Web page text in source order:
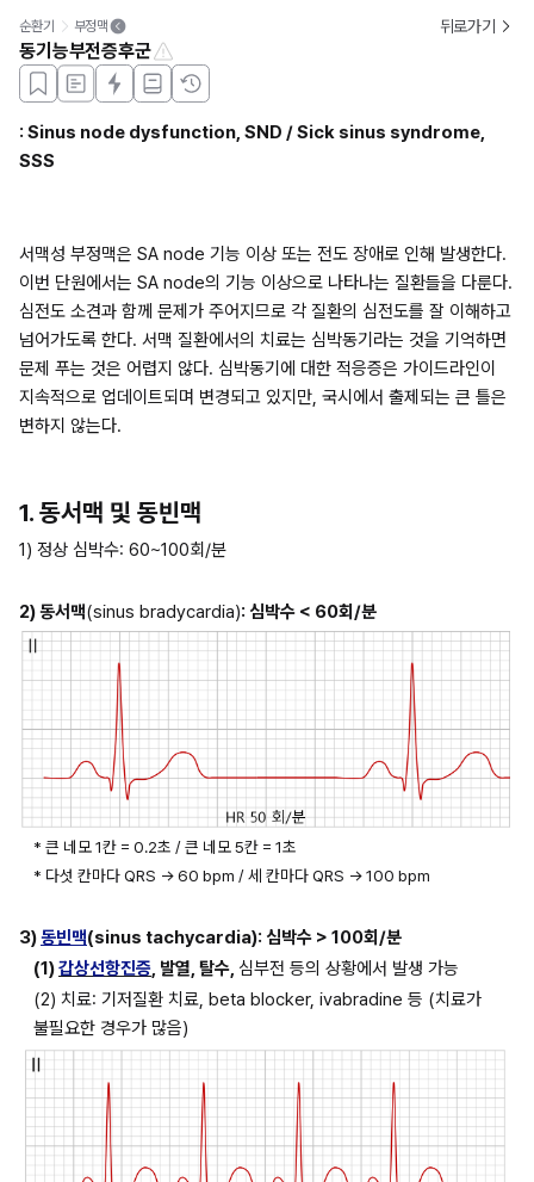
순환기 부정맥 뒤로가기
동기능부전증후군
: Sinus node dysfunction, SND / Sick sinus syndrome,
SSS
서맥성 부정맥은 SA node 기능 이상 또는 전도 장애로 인해 발생한다.
이번 단원에서는 SA node의 기능 이상으로 나타나는 질환들을 다룬다.
심전도 소견과 함께 문제가 주어지므로 각 질환의 심전도를 잘 이해하고
넘어가도록 한다. 서맥 질환에서의 치료는 심박동기라는 것을 기억하면
문제 푸는 것은 어렵지 않다. 심박동기에 대한 적응증은 가이드라인이
지속적으로 업데이트되며 변경되고 있지만, 국시에서 출제되는 큰 틀은
변하지 않는다.
1. 동서맥 및 동빈맥
1) 정상 심박수: 60~100회/분
2) 동서맥(sinus bradycardia): 심박수 < 60회/분
* 큰 네모 1칸 = 0.2초 / 큰 네모 5칸 = 1초
* 다섯 칸마다 QRS → 60 bpm / 세 칸마다 QRS → 100 bpm
3) 동빈맥(sinus tachycardia): 심박수 > 100회/분
(1) 갑상선항진증, 발열, 탈수, 심부전 등의 상황에서 발생 가능
(2) 치료: 기저질환 치료, beta blocker, ivabradine 등 (치료가
불필요한 경우가 많음)